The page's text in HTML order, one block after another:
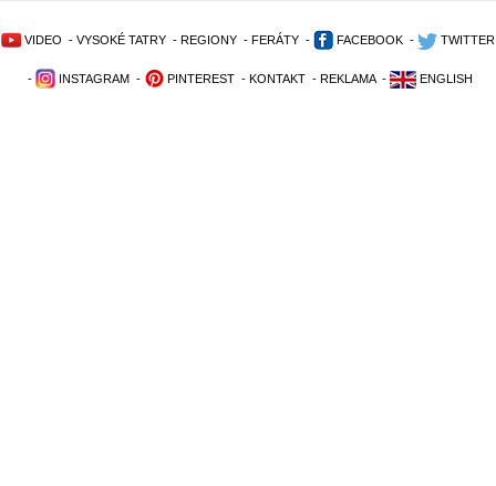
VIDEO - VYSOKÉ TATRY - REGIONY - FERÁTY - FACEBOOK - TWITTER
- INSTAGRAM - PINTEREST - KONTAKT - REKLAMA - ENGLISH